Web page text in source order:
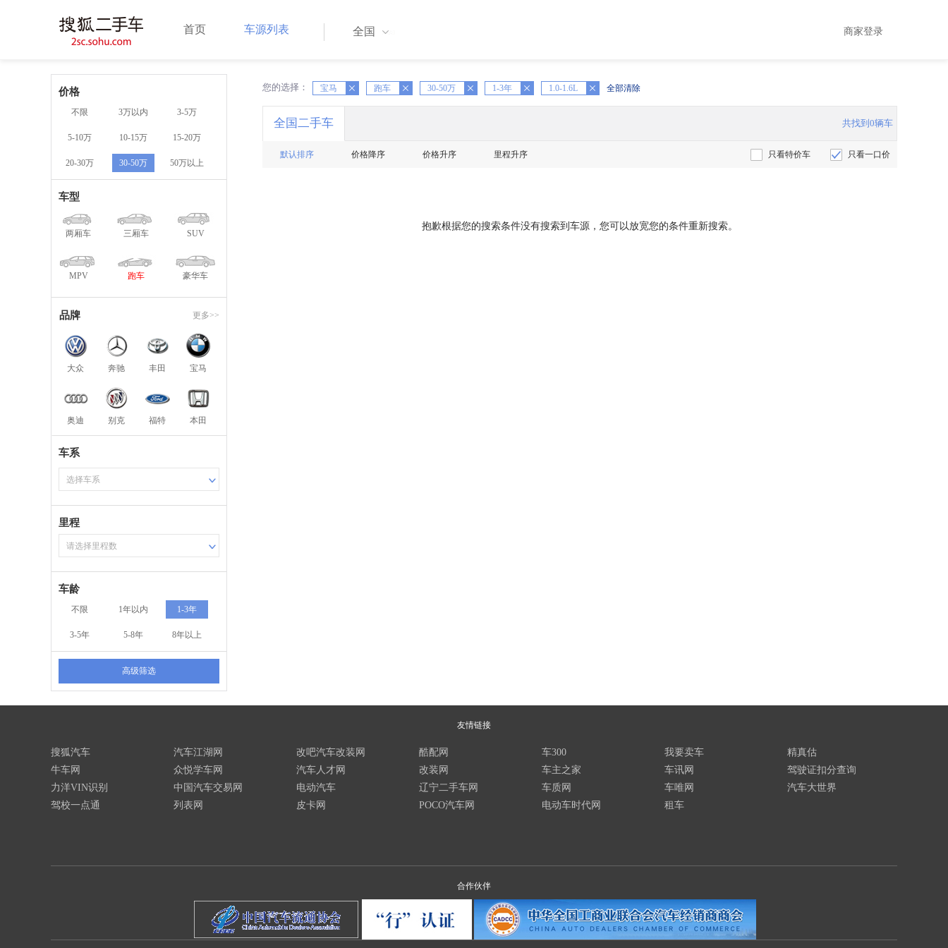
首页 车源列表 全国 商家登录
价格
不限 3万以内 3-5万
5-10万 10-15万 15-20万
20-30万 30-50万 50万以上
车型
两厢车 三厢车 SUV
MPV 跑车 豪华车
品牌 更多>>
大众 奔驰 丰田 宝马
奥迪 别克 福特 本田
车系
选择车系
里程
请选择里程数
车龄
不限 1年以内 1-3年
3-5年 5-8年 8年以上
高级筛选
您的选择： 宝马
X 跑车
X 30-50万
X 1-3年
X 1.0-1.6L
X 全部清除
全国二手车 共找到0辆车
只看特价车 只看一口价
默认排序 价格降序 价格升序 里程升序
抱歉根据您的搜索条件没有搜索到车源，您可以放宽您的条件重新搜索。
友情链接
搜狐汽车
牛车网
力洋VIN识别
驾校一点通
汽车江湖网
众悦学车网
中国汽车交易网
列表网
改吧汽车改装网
汽车人才网
电动汽车
皮卡网
酷配网
改装网
辽宁二手车网
POCO汽车网
车300
车主之家
车质网
电动车时代网
我要卖车
车讯网
车唯网
租车
精真估
驾驶证扣分查询
汽车大世界
合作伙伴